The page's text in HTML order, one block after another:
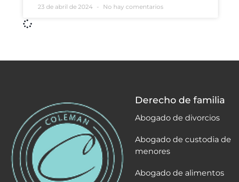
23 de abril de 2024 No hay comentarios
Derecho de familia
Abogado de divorcios
Abogado de custodia de
menores
Abogado de alimentos